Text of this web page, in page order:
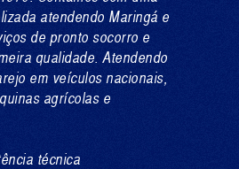
atendendo Maringá e
de pronto socorro e
qualidade. Atendendo
em veículos nacionais,
agrícolas e
técnica